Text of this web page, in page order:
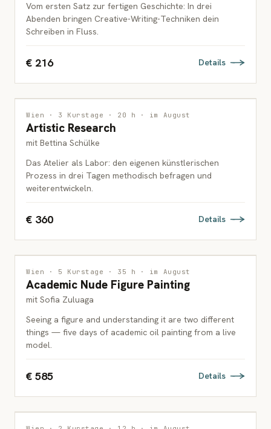
Vom ersten Satz zur fertigen Geschichte: In drei
Abenden bringen Creative-Writing-Techniken dein
Schreiben in Fluss.
€ 216 Details
INTERDISZIPLINÄR
ERWACHSENE
Wien · 3 Kurstage · 20 h · im August
Artistic Research
mit Bettina Schülke
Das Atelier als Labor: den eigenen künstlerischen
Prozess in drei Tagen methodisch befragen und
weiterentwickeln.
€ 360 Details
MALEREI
ERWACHSENE
Wien · 5 Kurstage · 35 h · im August
Academic Nude Figure Painting
mit Sofia Zuluaga
Seeing a figure and understanding it are two different
things — five days of academic oil painting from a live
model.
€ 585 Details
INTERDISZIPLINÄR